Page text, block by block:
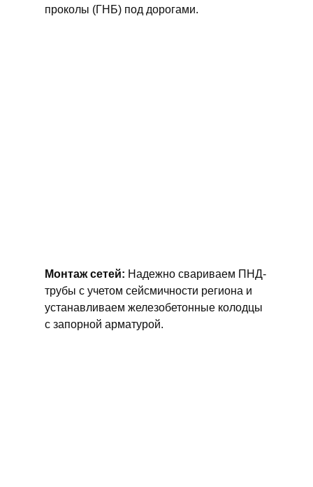
проколы (ГНБ) под дорогами.
Монтаж сетей: Надежно свариваем ПНД-
трубы с учетом сейсмичности региона и
устанавливаем железобетонные колодцы
с запорной арматурой.